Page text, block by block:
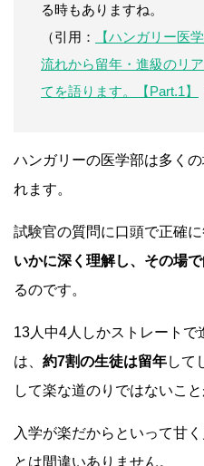
る時もありますね。
（引用：
【ハンガリー医
流れから留年・進級のリ
てを語ります。【Part.1】
ハンガリーの医学部は多くの
れます。
試験官の質問に口頭で正確
いかに深く理解し、その場
るのです。
13人中4人しかストレートで
は、 約7割の生徒は留年して
して楽な道のりではないこと
入学が楽だからといって甘
とは間違いありません。